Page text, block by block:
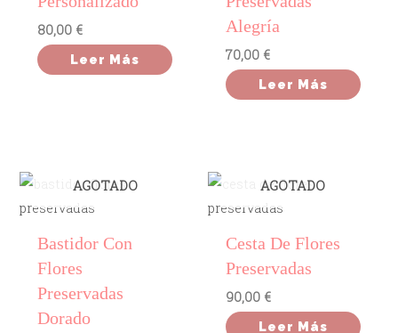
80,00 €
Leer Más
Alegría
70,00 €
Leer Más
AGOTADO
Bastidor Con
Flores
Preservadas
Dorado
AGOTADO
Cesta De Flores
Preservadas
90,00 €
Leer Más